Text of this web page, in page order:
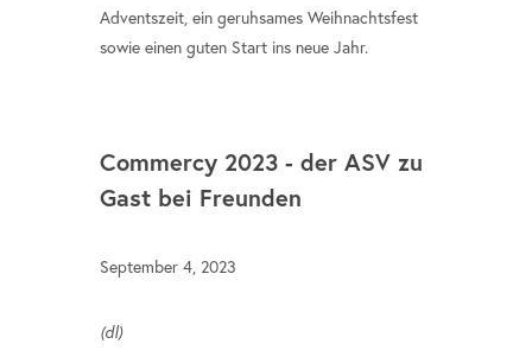
Adventszeit, ein geruhsames Weihnachtsfest
sowie einen guten Start ins neue Jahr.
Commercy 2023 - der ASV zu
Gast bei Freunden
September 4, 2023
(dl)